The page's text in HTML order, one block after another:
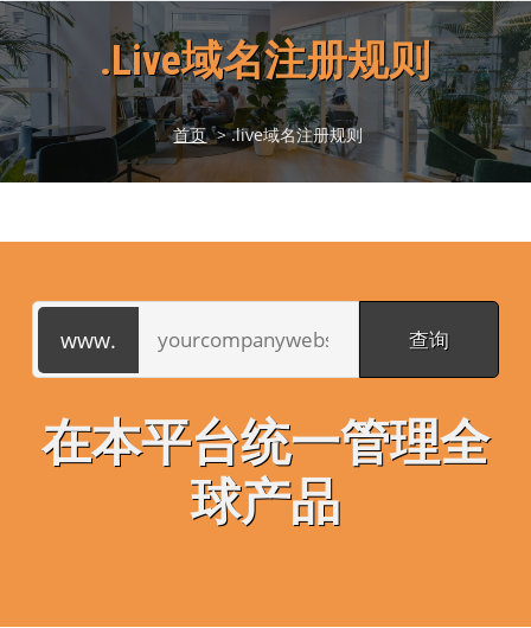
.live域名注册规则
首页 > .live域名注册规则
在本平台统一管理全
球产品